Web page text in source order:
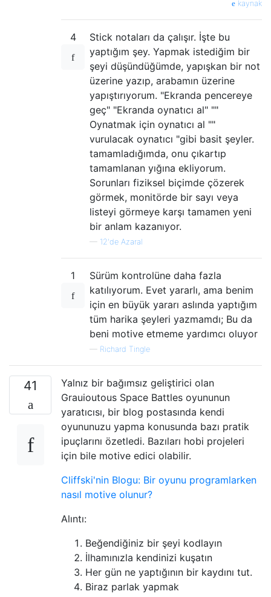
kaynak
4
Stick notaları da çalışır. İşte bu
yaptığım şey. Yapmak istediğim bir
şeyi düşündüğümde, yapışkan bir not
üzerine yazıp, arabamın üzerine
yapıştırıyorum. "Ekranda pencereye
geç" "Ekranda oynatıcı al" ""
Oynatmak için oynatıcı al ""
vurulacak oynatıcı "gibi basit şeyler.
tamamladığımda, onu çıkartıp
tamamlanan yığına ekliyorum.
Sorunları fiziksel biçimde çözerek
görmek, monitörde bir sayı veya
listeyi görmeye karşı tamamen yeni
bir anlam kazanıyor.
— 12'de Azaral
1
Sürüm kontrolüne daha fazla
katılıyorum. Evet yararlı, ama benim
için en büyük yararı aslında yaptığım
tüm harika şeyleri yazmamdı; Bu da
beni motive etmeme yardımcı oluyor
— Richard Tingle
41
Yalnız bir bağımsız geliştirici olan
Grauioutous Space Battles oyununun
yaratıcısı, bir blog postasında kendi
oyununuzu yapma konusunda bazı pratik
ipuçlarını özetledi. Bazıları hobi projeleri
için bile motive edici olabilir.
Cliffski'nin Blogu: Bir oyunu programlarken
nasıl motive olunur?
Alıntı:
Beğendiğiniz bir şeyi kodlayın
İlhamınızla kendinizi kuşatın
Her gün ne yaptığının bir kaydını tut.
Biraz parlak yapmak